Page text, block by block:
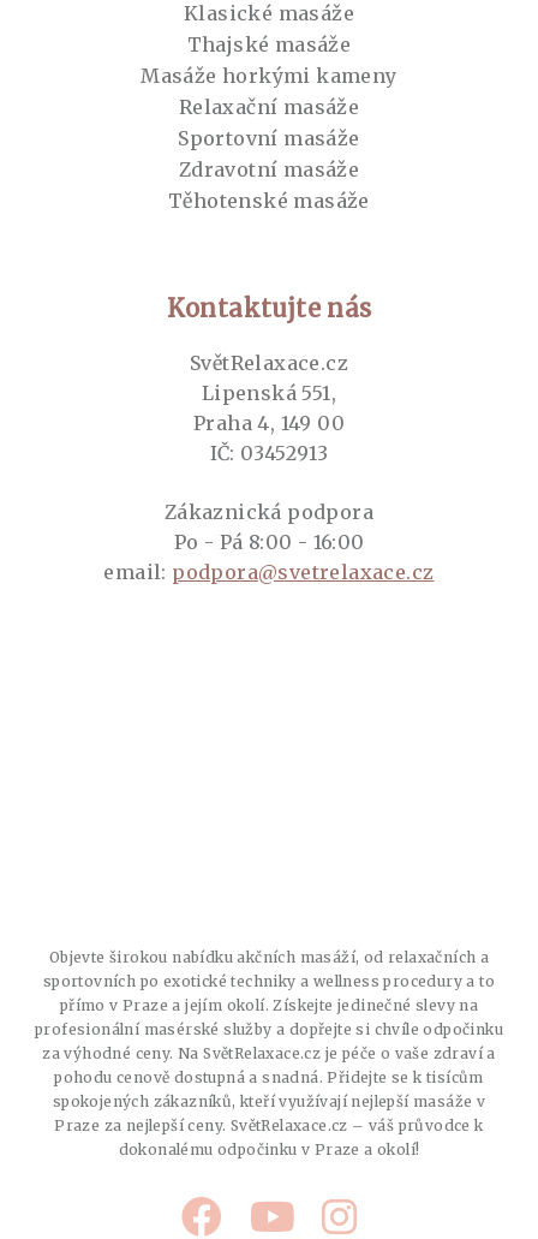
Klasické masáže
Thajské masáže
Masáže horkými kameny
Relaxační masáže
Sportovní masáže
Zdravotní masáže
Těhotenské masáže
Kontaktujte nás
SvětRelaxace.cz
Lipenská 551,
Praha 4, 149 00
IČ: 03452913
Zákaznická podpora
Po - Pá 8:00 - 16:00
email: podpora@svetrelaxace.cz
Objevte širokou nabídku akčních masáží, od relaxačních a
sportovních po exotické techniky a wellness procedury a to
přímo v Praze a jejím okolí. Získejte jedinečné slevy na
profesionální masérské služby a dopřejte si chvíle odpočinku
za výhodné ceny. Na SvětRelaxace.cz je péče o vaše zdraví a
pohodu cenově dostupná a snadná. Přidejte se k tisícům
spokojených zákazníků, kteří využívají nejlepší masáže v
Praze za nejlepší ceny. SvětRelaxace.cz – váš průvodce k
dokonalému odpočinku v Praze a okolí!